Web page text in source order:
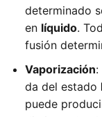
determinado
en líquido.
fusión
Vaporización:
da del estado
puede